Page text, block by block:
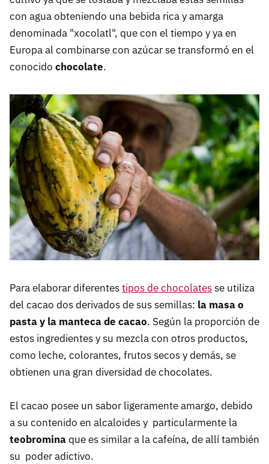
con agua obteniendo una bebida rica y amarga
denominada "xocolatl", que con el tiempo y ya en
Europa al combinarse con azúcar se transformó en el
conocido chocolate.
Para elaborar diferentestipos de chocolatesse utiliza
del cacao dos derivados de sus semillas: la masa o
pasta y la manteca de cacao. Según la proporción de
estos ingredientes y su mezcla con otros productos,
como leche, colorantes, frutos secos y demás, se
obtienen una gran diversidad de chocolates.
El cacao posee un sabor ligeramente amargo, debido
a su contenido en alcaloides y particularmente la
teobrominaque es similar a la cafeína, de allí también
su poder adictivo.